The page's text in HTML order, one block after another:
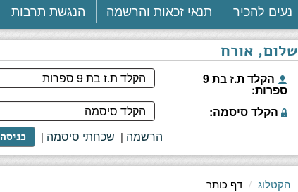
נעים להכיר תנאי זכאות והרשמה הנגשת תרבות
שלום, אורח
הקלד ת.ז בת 9
ספרות:
הקלד סיסמה:
כניסה | שכחתי סיסמה | הרשמה
הקטלוג דף כותר